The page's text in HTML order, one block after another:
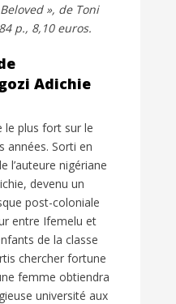
», de Toni
p., 8,10 euros.
Adichie
le plus fort sur le
années. Sorti en
l’auteure nigériane
devenu un
post-coloniale
entre Ifemelu et
de la classe
chercher fortune
femme obtiendra
université aux